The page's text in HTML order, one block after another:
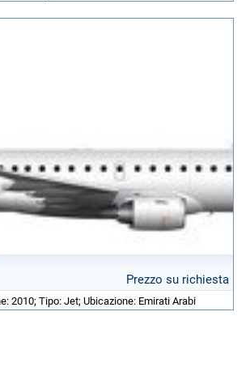
Prezzo su richiesta
2010; Tipo: Jet; Ubicazione: Emirati Arabi